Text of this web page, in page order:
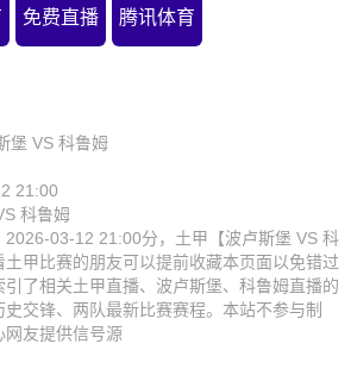
免费直播 腾讯体育
堡 VS 科鲁姆
21:00
科鲁姆
2026-03-12 21:00分，土甲【波卢斯堡 VS 科
甲比赛的朋友可以提前收藏本页面以免错过
了相关土甲直播、波卢斯堡、科鲁姆直播的
交锋、两队最新比赛赛程。本站不参与制
网友提供信号源